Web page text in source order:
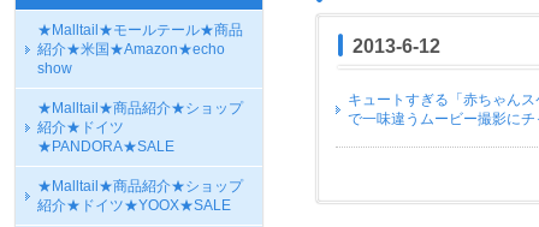
★Malltail★モールテール★商品
紹介★米国★Amazon★echo
show
★Malltail★商品紹介★ショップ
紹介★ドイツ
★PANDORA★SALE
★Malltail★商品紹介★ショップ
紹介★ドイツ★YOOX★SALE
2013-6-12
キュートすぎる「赤ちゃん
で一味違うムービー撮影に